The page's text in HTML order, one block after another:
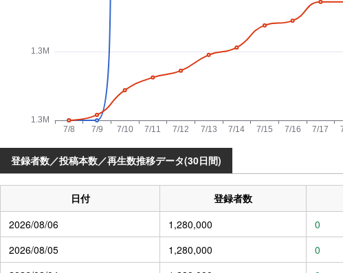
登録者数／投稿本数／再生数推移データ(30日間)
日付 登録者数
2026/08/06
1,280,000 0
2026/08/05
1,280,000 0